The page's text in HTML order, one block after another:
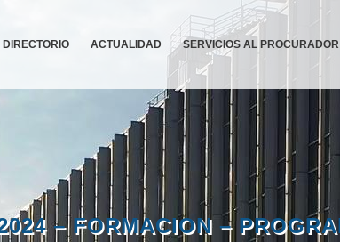
DIRECTORIO ACTUALIDAD SERVICIOS AL PROCURADOR
– FORMACION –